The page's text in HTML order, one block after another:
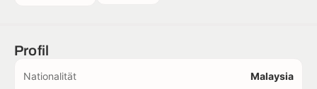
Profil
Nationalität Malaysia